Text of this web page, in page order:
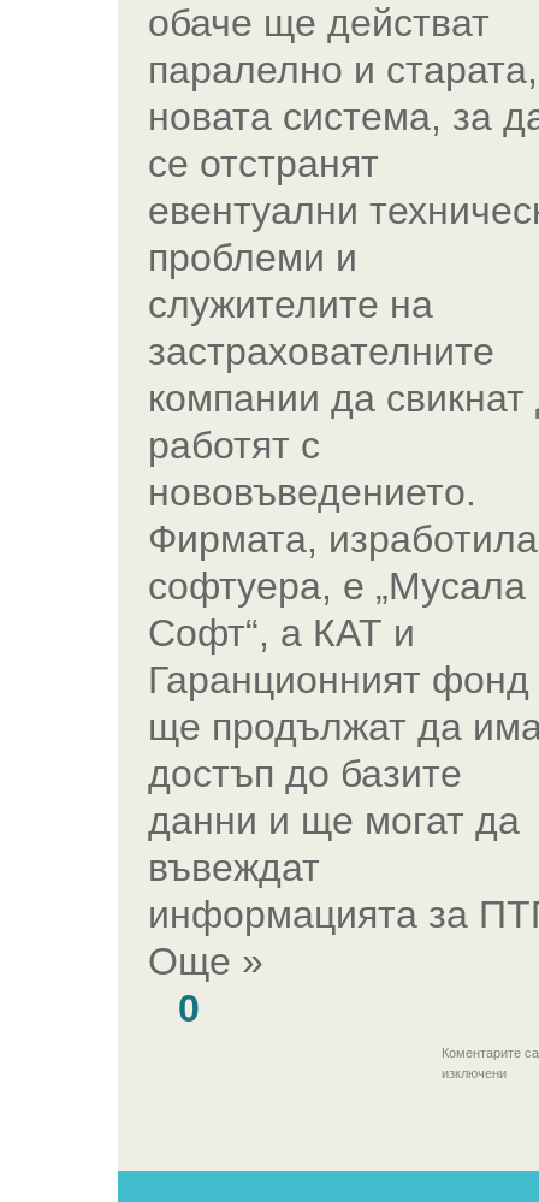
обаче ще действат
паралелно и
новата система, за
се отстранят
евентуални
проблеми и
служителите на
застрахователните
компании да свикнат
работят с
нововъведението.
Фирмата, изработила
софтуера, е „Мусала
Софт“, а КАТ и
Гаранционният фонд
ще продължат да
достъп до базите
данни и ще могат да
въвеждат
информацията за
Още »
0
Коментарите са
изключени